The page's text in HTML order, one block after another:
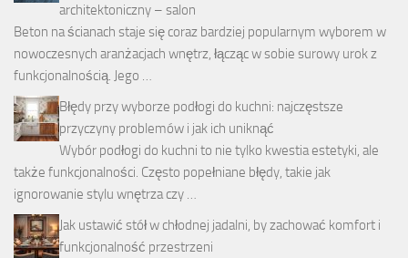
architektoniczny – salon
Beton na ścianach staje się coraz bardziej popularnym wyborem w
nowoczesnych aranżacjach wnętrz, łącząc w sobie surowy urok z
funkcjonalnością. Jego …
Błędy przy wyborze podłogi do kuchni: najczęstsze
przyczyny problemów i jak ich uniknąć
Wybór podłogi do kuchni to nie tylko kwestia estetyki, ale
także funkcjonalności. Często popełniane błędy, takie jak
ignorowanie stylu wnętrza czy …
Jak ustawić stół w chłodnej jadalni, by zachować komfort i
funkcjonalność przestrzeni